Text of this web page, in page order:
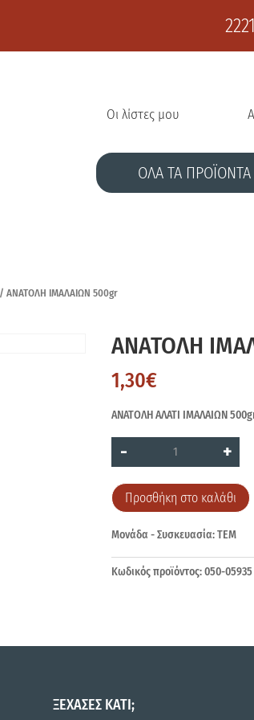
Οι λίστες μου
ΟΛΑ ΤΑ ΠΡΟΪΟΝΤΑ
/ ΑΝΑΤΟΛΗ ΙΜΑΛΑΙΩΝ 500gr
ΑΝΑΤΟΛΗ
1,30€
ΑΝΑΤΟΛΗ ΑΛΑΤΙ ΙΜΑΛΑΙΩΝ
-
ΑΝΑΤΟΛΗ
ΙΜΑΛΑΙΩΝ
500gr
+
Προσθήκη στο καλάθι
Μονάδα - Συσκευασία: ΤΕΜ
Κωδικός προϊόντος:050-05935
ΞΕΧΑΣΕΣ ΚΑΤΙ;